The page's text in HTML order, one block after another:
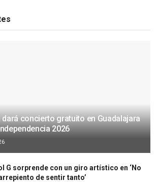
dará concierto gratuito en Guadalajara
2026
G sorprende con un giro artístico en ‘No
de sentir tanto’